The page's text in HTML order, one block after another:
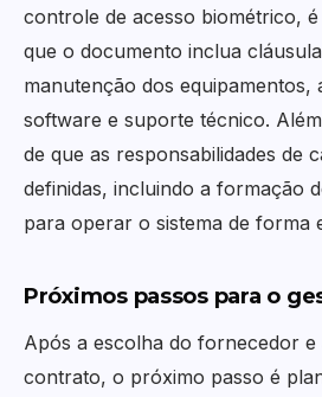
controle de acesso biométrico,
que o documento inclua
manutenção dos equipamentos,
software e suporte técnico.
de que as responsabilidades de
definidas, incluindo a formação
para operar o sistema de forma
Próximos passos para o
Após a escolha do fornecedor e
contrato, o próximo passo é